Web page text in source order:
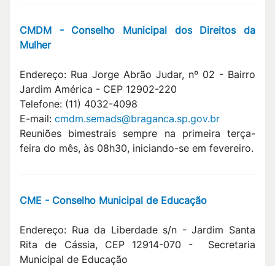
CMDM - Conselho Municipal dos Direitos da
Mulher
Endereço: Rua Jorge Abrão Judar, nº 02 - Bairro
Jardim América - CEP 12902-220
Telefone: (11) 4032-4098
E-mail: cmdm.semads@braganca.sp.gov.br
Reuniões bimestrais sempre na primeira terça-
feira do mês, às 08h30, iniciando-se em fevereiro.
CME - Conselho Municipal de Educação
Endereço: Rua da Liberdade s/n - Jardim Santa
Rita de Cássia, CEP 12914-070 - Secretaria
Municipal de Educação